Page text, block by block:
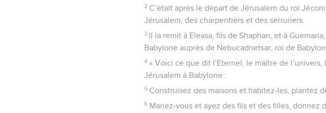
2 C’était après le départ de Jérusalem du roi
Jérusalem, des charpentiers et des serruriers.
3 Il la remit à Eleasa, fils de Shaphan, et à
Babylone auprès de Nebucadnetsar, roi de
4 « Voici ce que dit l’Eternel, le maître de
Jérusalem à Babylone :
5 Construisez des maisons et habitez-les, plantez
6 Mariez-vous et ayez des fils et des filles, donnez